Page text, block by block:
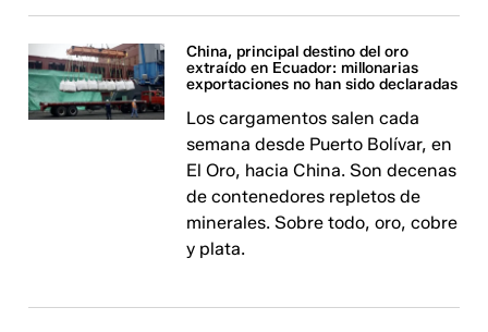
China, principal destino del oro
extraído en Ecuador: millonarias
exportaciones no han sido declaradas
Los cargamentos salen cada
semana desde Puerto Bolívar, en
El Oro, hacia China. Son decenas
de contenedores repletos de
minerales. Sobre todo, oro, cobre
y plata.